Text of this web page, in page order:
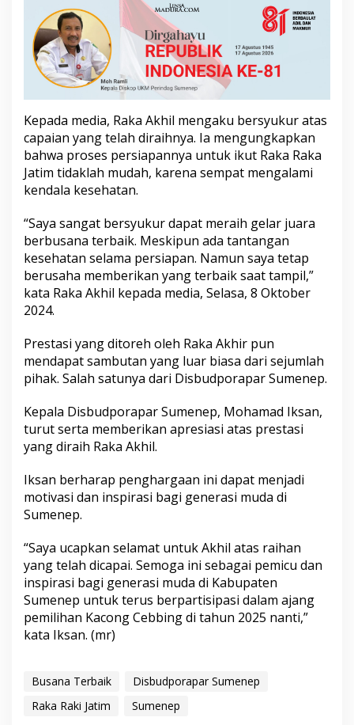
a
T
a
i
R
a
k
R
a
i
J
t
i
m
2
4
Kepada media, Raka Akhil mengaku bersyukur atas
capaian yang telah diraihnya. Ia mengungkapkan
bahwa proses persiapannya untuk ikut Raka Raka
Jatim tidaklah mudah, karena sempat mengalami
kendala kesehatan.
“Saya sangat bersyukur dapat meraih gelar juara
berbusana terbaik. Meskipun ada tantangan
kesehatan selama persiapan. Namun saya tetap
berusaha memberikan yang terbaik saat tampil,”
kata Raka Akhil kepada media, Selasa, 8 Oktober
2024.
Prestasi yang ditoreh oleh Raka Akhir pun
mendapat sambutan yang luar biasa dari sejumlah
pihak. Salah satunya dari Disbudporapar Sumenep.
Kepala Disbudporapar Sumenep, Mohamad Iksan,
turut serta memberikan apresiasi atas prestasi
yang diraih Raka Akhil.
Iksan berharap penghargaan ini dapat menjadi
motivasi dan inspirasi bagi generasi muda di
Sumenep.
“Saya ucapkan selamat untuk Akhil atas raihan
yang telah dicapai. Semoga ini sebagai pemicu dan
inspirasi bagi generasi muda di Kabupaten
Sumenep untuk terus berpartisipasi dalam ajang
pemilihan Kacong Cebbing di tahun 2025 nanti,”
kata Iksan. (mr)
Busana Terbaik
Disbudporapar Sumenep
Raka Raki Jatim
Sumenep